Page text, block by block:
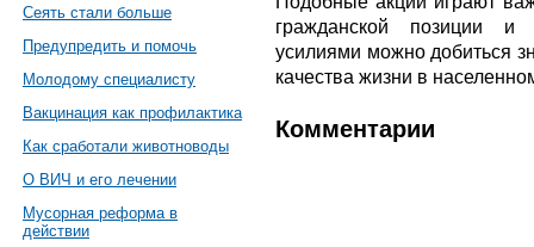
Сеять стали больше
Предупредить и помочь
Молодому специалисту
Вакцинация как профилактика
Как сработали животноводы
О ВИЧ и его лечении
Мусорная реформа в
действии
гражданской позиции и
усилиями можно добиться
качества жизни в
Комментарии